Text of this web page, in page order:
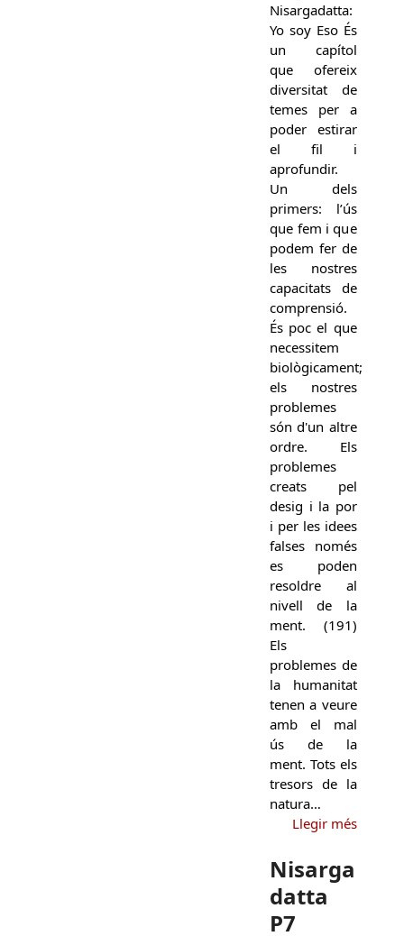
Nisargadatta:
Yo soy Eso És
un capítol
que ofereix
diversitat de
temes per a
poder estirar
el fil i
aprofundir.
Un dels
primers: l’ús
que fem i que
podem fer de
les nostres
capacitats de
comprensió.
És poc el que
necessitem
biològicament;
els nostres
problemes
són d'un altre
ordre. Els
problemes
creats pel
desig i la por
i per les idees
falses només
es poden
resoldre al
nivell de la
ment. (191)
Els
problemes de
la humanitat
tenen a veure
amb el mal
ús de la
ment. Tots els
tresors de la
natura…
Llegir més
Nisarga
datta
P7